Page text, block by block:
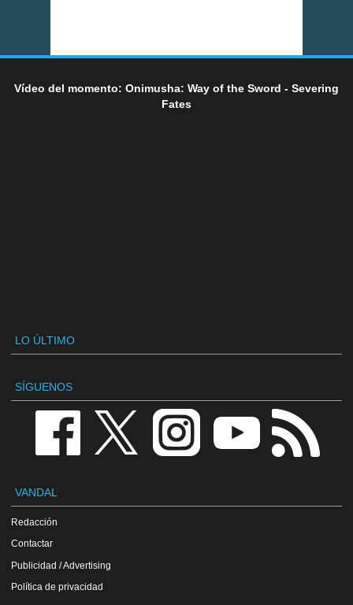
Vídeo del momento: Onimusha: Way of the Sword - Severing
Fates
LO ÚLTIMO
SÍGUENOS
VANDAL
Redacción
Contactar
Publicidad / Advertising
Política de privacidad